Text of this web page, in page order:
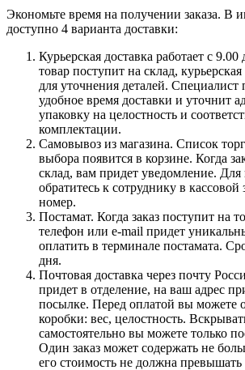
Экономьте время на получении заказа. В
доступно 4 варианта доставки:
Курьерская доставка работает с 9.00
товар поступит на склад,
для уточнения деталей.
удобное время доставки и уточнит
упаковку на целостность и
комплектации.
Самовывоз из магазина. Список
выбора появится в корзине. Когда
склад, вам придет уведомление. Для
обратитесь к сотруднику в кассовой
номер.
Постамат. Когда заказ поступит на
телефон или e-mail придет
оплатить в терминале постамата.
дня.
Почтовая доставка через почту
придет в отделение, на ваш адрес
посылке. Перед оплатой вы можете
коробки: вес, целостность.
самостоятельно вы можете только
Один заказ может содержать не
его стоимость не должна превышать